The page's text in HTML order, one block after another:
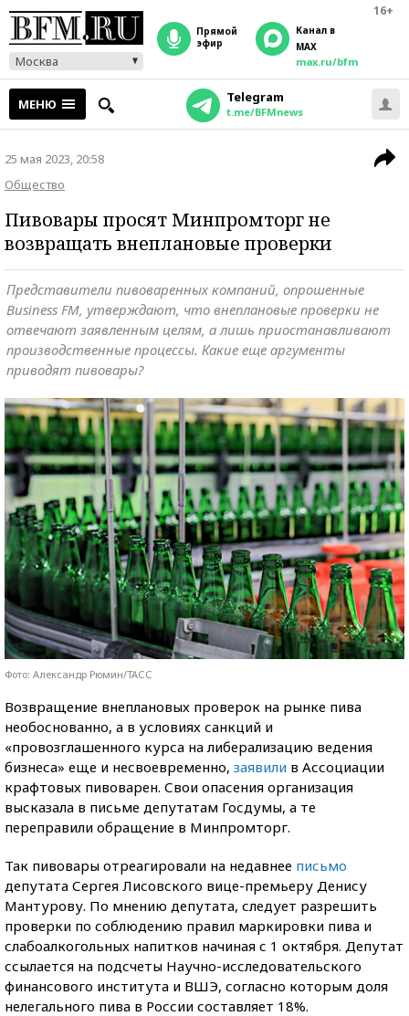
16+
Москва
прямой
эфир
Канал в
MAX
max.ru/bfm
МЕНЮ Telegram
t.me/BFMnews
25 мая 2023, 20:58
Общество
Пивовары просят Минпромторг не
возвращать внеплановые проверки
Представители пивоваренных компаний, опрошенные
Business FM, утверждают, что внеплановые проверки не
отвечают заявленным целям, а лишь приостанавливают
производственные процессы. Какие еще аргументы
приводят пивовары?
Фото: Александр Рюмин/ТАСС
Возвращение внеплановых проверок на рынке пива
необоснованно, а в условиях санкций и
«провозглашенного курса на либерализацию ведения
бизнеса» еще и несвоевременно, заявили в Ассоциации
крафтовых пивоварен. Свои опасения организация
высказала в письме депутатам Госдумы, а те
переправили обращение в Минпромторг.
Так пивовары отреагировали на недавнее письмо
депутата Сергея Лисовского вице-премьеру Денису
Мантурову. По мнению депутата, следует разрешить
проверки по соблюдению правил маркировки пива и
слабоалкогольных напитков начиная с 1 октября. Депутат
ссылается на подсчеты Научно-исследовательского
финансового института и ВШЭ, согласно которым доля
нелегального пива в России составляет 18%.